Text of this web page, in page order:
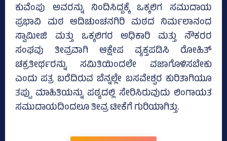
ಕುವೆಂಪು ಅವರನ್ನು ನಿಂದಿಸಿದ್ದಕ್ಕೆ ಒಕ್ಕಲಿಗ ಸಮುದಾಯ
ಪ್ರಭಾವಿ ಮಠ ಆದಿಚುಂಚನಗಿರಿ ಮಠದ ನಿರ್ಮಲಾನಂದ
ಸ್ವಾಮೀಜಿ ಮತ್ತು ಒಕ್ಕಲಿಗರ ಅಧಿಕಾರಿ ಮತ್ತು ನೌಕರರ
ಸಂಘವು ತೀವ್ರವಾಗಿ ಆಕ್ಷೇಪ ವ್ಯಕ್ತಪಡಿಸಿ ರೋಹಿತ್‌
ಚಕ್ರತೀರ್ಥರನ್ನು ಸಮಿತಿಯಿಂದಲೇ ವಜಾಗೊಳಿಸಬೇಕು
ಎಂದು ಪತ್ರ ಬರೆದಿರುವ ಬೆನ್ನಲ್ಲೇ ಬಸವೇಶ್ವರ ಕುರಿತಾಗಿಯೂ
ತಪ್ಪು ಮಾಹಿತಿಯನ್ನು ಪಠ್ಯದಲ್ಲಿ ಸೇರಿಸಿರುವುದು ಲಿಂಗಾಯತ
ಸಮುದಾಯದಿಂದಲೂ ತೀವ್ರ ಟೀಕೆಗೆ ಗುರಿಯಾಗಿತ್ತು.